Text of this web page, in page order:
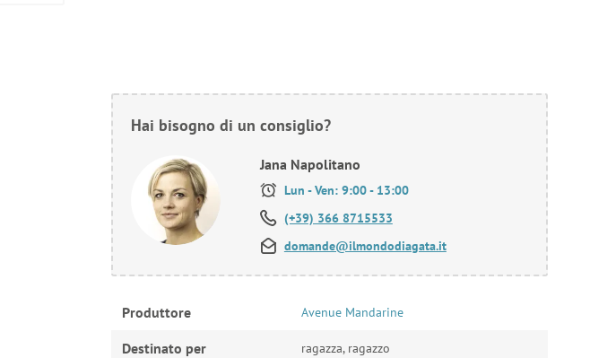
Hai bisogno di un consiglio?
Jana Napolitano
Lun - Ven: 9:00 - 13:00
(+39) 366 8715533
domande@ilmondodiagata.it
Produttore Avenue Mandarine
Destinato per ragazza, ragazzo